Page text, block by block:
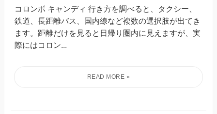
コロンボ キャンディ 行き方を調べると、タクシー、
鉄道、長距離バス、国内線など複数の選択肢が出てき
ます。距離だけを見ると日帰り圏内に見えますが、実
際にはコロン...